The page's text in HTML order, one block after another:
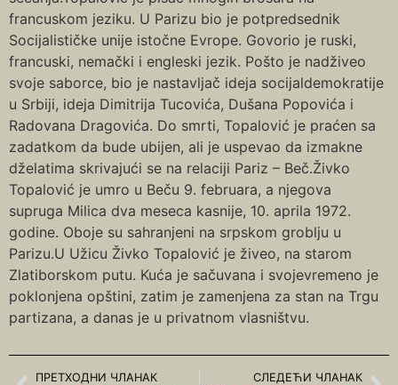
francuskom jeziku. U Parizu bio je potpredsednik
Socijalističke unije istočne Evrope. Govorio je ruski,
francuski, nemački i engleski jezik. Pošto je nadživeo
svoje saborce, bio je nastavljač ideja socijaldemokratije
u Srbiji, ideja Dimitrija Tucovića, Dušana Popovića i
Radovana Dragovića. Do smrti, Topalović je praćen sa
zadatkom da bude ubijen, ali je uspevao da izmakne
dželatima skrivajući se na relaciji Pariz – Beč.Živko
Topalović je umro u Beču 9. februara, a njegova
supruga Milica dva meseca kasnije, 10. aprila 1972.
godine. Oboje su sahranjeni na srpskom groblju u
Parizu.U Užicu Živko Topalović je živeo, na starom
Zlatiborskom putu. Kuća je sačuvana i svojevremeno je
poklonjena opštini, zatim je zamenjena za stan na Trgu
partizana, a danas je u privatnom vlasništvu.
ПРЕТХОДНИ ЧЛАНАК СЛЕДЕЋИ ЧЛАНАК